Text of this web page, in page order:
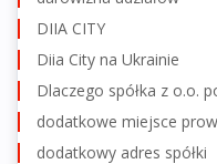
DIIA CITY
Diia City na Ukrainie
Dlaczego spółka z o.o.
dodatkowe miejsce
dodatkowy adres spółki